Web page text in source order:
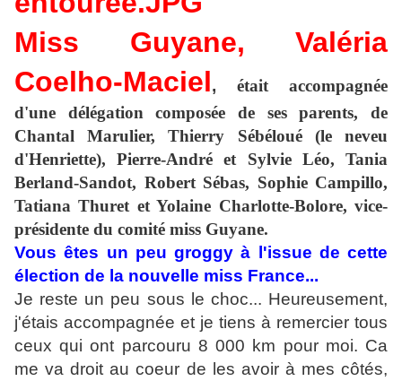
Miss Guyane, Valéria
Coelho-Maciel, était accompagnée
d'une délégation composée de ses parents, de
Chantal Marulier, Thierry Sébéloué (le neveu
d'Henriette), Pierre-André et Sylvie Léo, Tania
Berland-Sandot, Robert Sébas, Sophie Campillo,
Tatiana Thuret et Yolaine Charlotte-Bolore, vice-
présidente du comité miss Guyane.
Vous êtes un peu groggy à l'issue de cette
élection de la nouvelle miss France...
Je reste un peu sous le choc... Heureusement,
j'étais accompagnée et je tiens à remercier tous
ceux qui ont parcouru 8 000 km pour moi. Ca
me va droit au coeur de les avoir à mes côtés,